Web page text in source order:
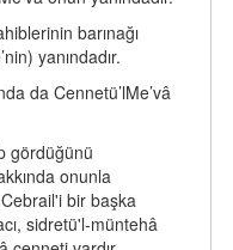
barınağı
yanındadır.
da Cennetü’lMe’vâ
gördüğünü
onunla
bir başka
sidretü'l-müntehâ